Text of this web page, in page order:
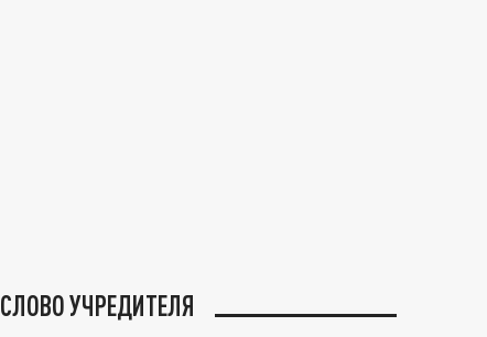
СЛОВО УЧРЕДИТЕЛЯ